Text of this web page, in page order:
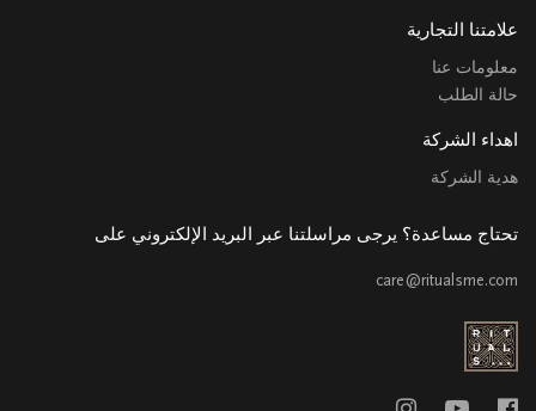
علامتنا التجارية
معلومات عنا
حالة الطلب
اهداء الشركة
هدية الشركة
تحتاج مساعدة؟ يرجى مراسلتنا عبر البريد الإلكتروني على
care@ritualsme.com